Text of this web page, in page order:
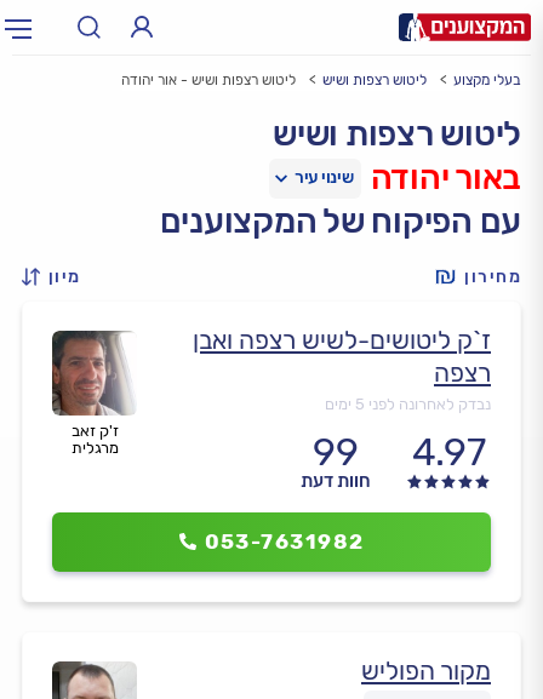
עירעיר: תל אביב, חיפה…
בעלי מקצוע ליטוש רצפות ושיש ליטוש רצפות ושיש - אור יהודה
ליטוש רצפות ושיש
באור יהודה
עם הפיקוח של המקצוענים
מחירון מיון
ז'ק זאב
מרגלית
ז`ק ליטושים-לשיש רצפה ואבן
רצפה
נבדק לאחרונה לפני 5 ימים
4.97
99
חוות דעת
053-7631982
מקור הפוליש